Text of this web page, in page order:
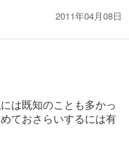
2011年04月08日
は既知のことも多かっ
ておさらいするには有